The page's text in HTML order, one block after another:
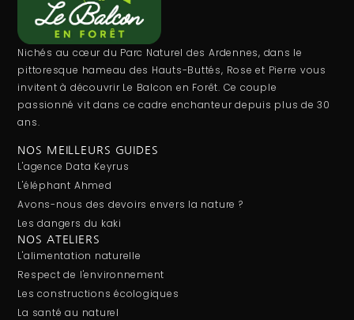
Nichés au cœur du Parc Naturel des Ardennes, dans le
pittoresque hameau des Hauts-Buttés, Rose et Pierre vous
invitent à découvrir Le Balcon en Forêt. Ce couple
passionné vit dans ce cadre enchanteur depuis plus de 30
ans.
NOS MEILLEURS GUIDES
L'agence Data Keyrus
L'éléphant Ahmed
Avons-nous des devoirs envers la nature ?
Les dangers du kaki
NOS ATELIERS
L'alimentation naturelle
Respect de l'environnement
Les constructions écologiques
La santé au naturel